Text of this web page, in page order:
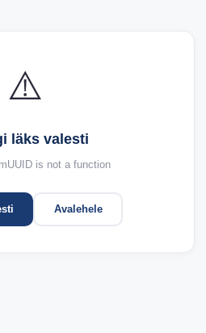
⚠️
läks valesti
is not a function
Avalehele